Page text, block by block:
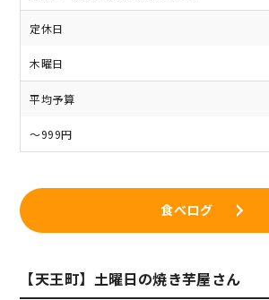
定休日
木曜日
平均予算
～999円
食べログ
【天王町】土曜日の焼き芋屋さん